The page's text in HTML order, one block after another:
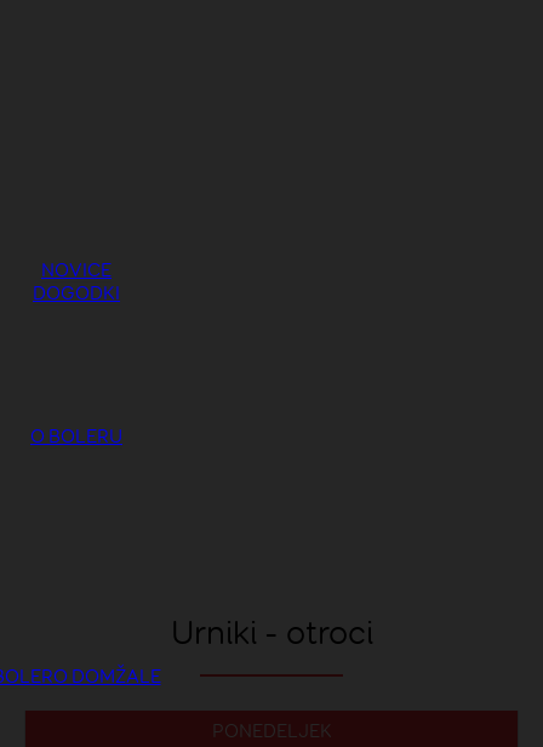
NOVICE
DOGODKI
O BOLERU
DOMŽALE
Urniki - otroci
PONEDELJEK